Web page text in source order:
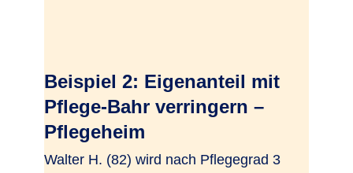
Beispiel 2: Eigenanteil mit
Pflege-Bahr verringern –
Pflegeheim
Walter H. (82) wird nach Pflegegrad 3